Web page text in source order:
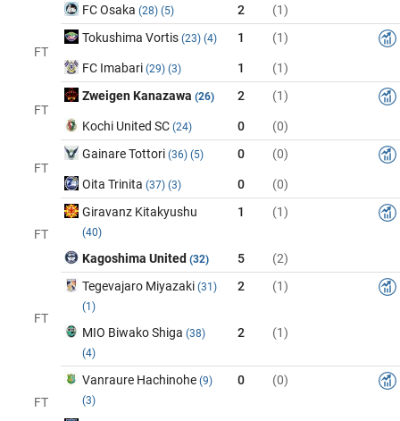
FC Osaka (28) (5) 2 (1)
FT
Tokushima Vortis (23) (4) 1 (1)
FC Imabari (29) (3) 1 (1)
FT
Zweigen Kanazawa (26) 2 (1)
Kochi United SC (24) 0 (0)
FT
Gainare Tottori (36) (5) 0 (0)
Oita Trinita (37) (3) 0 (0)
FT
Giravanz Kitakyushu
(40)
1 (1)
Kagoshima United (32) 5 (2)
FT
Tegevajaro Miyazaki (31)
(1)
2 (1)
MIO Biwako Shiga (38)
(4)
2 (1)
FT
Vanraure Hachinohe (9)
(3)
0 (0)